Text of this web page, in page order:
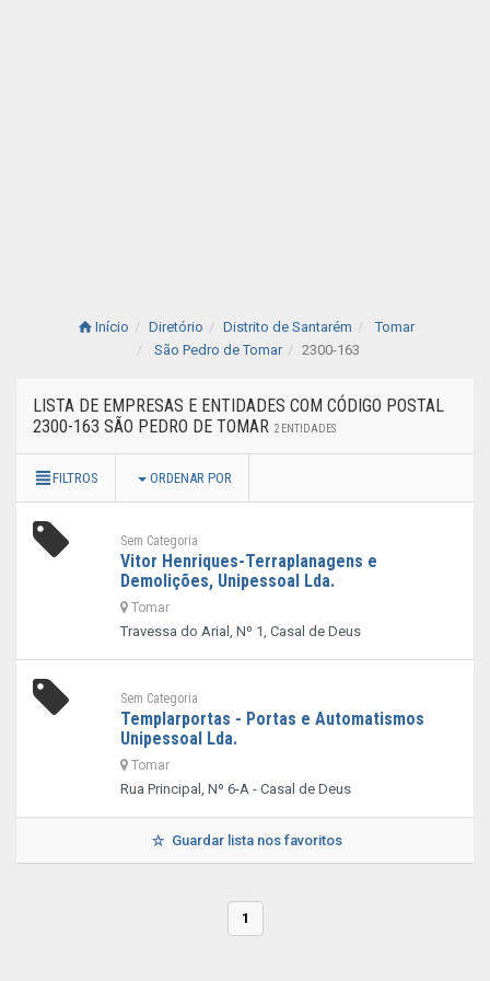
Início Diretório Distrito de Santarém
Tomar
São Pedro de Tomar
2300-163
LISTA DE EMPRESAS E ENTIDADES COM CÓDIGO POSTAL
2300-163 SÃO PEDRO DE TOMAR 2 ENTIDADES
FILTROS ORDENAR POR
Sem Categoria
Vitor Henriques-Terraplanagens e
Demolições, Unipessoal Lda.
Tomar
Travessa do Arial, Nº 1, Casal de Deus
Sem Categoria
Templarportas - Portas e Automatismos
Unipessoal Lda.
Tomar
Rua Principal, Nº 6-A - Casal de Deus
Guardar lista nos favoritos
1